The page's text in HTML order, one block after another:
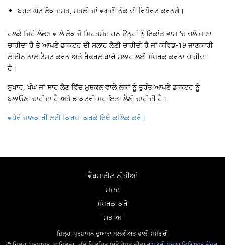
ਬਹੁਤ ਘੱਟ ਲੋਕ ਦਸਤ, ਮਤਲੀ ਜਾਂ ਵਗਦੀ ਨੱਕ ਦੀ ਰਿਪੋਰਟ ਕਰਨਗੇ।
ਹਲਕੇ ਜਿਹੇ ਲੱਛਣ ਵਾਲੇ ਲੋਕ ਜੋ ਸਿਹਤਮੰਦ ਹਨ ਉਨ੍ਹਾਂ ਨੂੰ ਇਕਾਂਤ ਵਾਸ ‘ਚ ਚਲੇ ਜਾਣਾ
ਚਾਹੀਦਾ ਹੈ ਤੇ ਆਪਣੇ ਡਾਕਟਰ ਦੀ ਸਲਾਹ ਲੈਣੀ ਚਾਹੀਦੀ ਹੈ ਜਾਂ ਕੋਵਿਡ-19 ਜਾਣਕਾਰੀ
ਲਾਈਨ ਨਾਲ ਟੈਸਟ ਕਰਨ ਅਤੇ ਰੈਫਰਲ ਬਾਰੇ ਸਲਾਹ ਲਈ ਸੰਪਰਕ ਕਰਨਾ ਚਾਹੀਦਾ
ਹੈ।
ਬੁਖਾਰ, ਖੰਘ ਜਾਂ ਸਾਹ ਲੈਣ ਵਿੱਚ ਮੁਸ਼ਕਲ ਵਾਲੇ ਲੋਕਾਂ ਨੂੰ ਤੁਰੰਤ ਆਪਣੇ ਡਾਕਟਰ ਨੂੰ
ਬੁਲਾਉਣਾ ਚਾਹੀਦਾ ਹੈ ਅਤੇ ਡਾਕਟਰੀ ਸਹਾਇਤਾ ਲੈਣੀ ਚਾਹੀਦੀ ਹੈ।
ਵਧੇਰੇ ਜਾਣਕਾਰੀ ਲਈ ਕਿਰਪਾ ਕਰਕੇ ਇਥੇ ਕਲਿੱਕ ਕਰੋ।
ਵੈੱਬਸਾਈਟ ਨੀਤੀਆਂ
ਮਦਦ
ਸੰਪਰਕ ਕਰੋ
ਸੁਝਾਅ
ਜ਼ਿਲ੍ਹਾ ਪ੍ਰਸ਼ਾਸਨ ਦੁਆਰਾ ਮਲਕੀਅਤ ਵਾਲੀ ਸਮੱਗਰੀ